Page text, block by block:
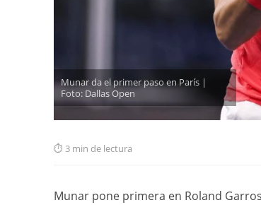
Munar da el primer paso en París |
Foto: Dallas Open
3 min de lectura
Munar pone primera en Roland